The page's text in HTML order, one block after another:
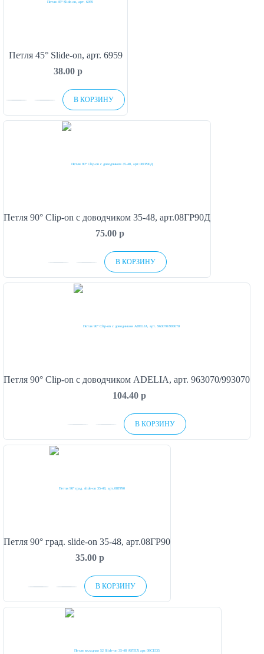
Петля 45° Slide-on, арт. 6959
38.00 p
В КОРЗИНУ
Петля 90° Clip-on с доводчиком 35-48, арт.08ГР90Д
75.00 p
В КОРЗИНУ
Петля 90° Clip-on с доводчиком ADELIA, арт. 963070/993070
104.40 p
В КОРЗИНУ
Петля 90° град. slide-on 35-48, арт.08ГР90
35.00 p
В КОРЗИНУ